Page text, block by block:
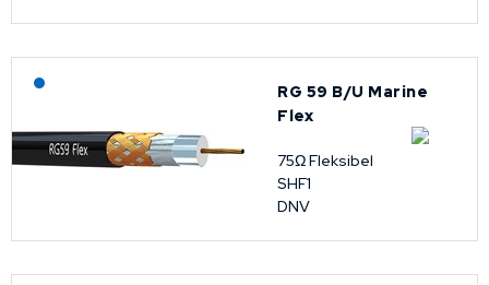
RG 59 B/U Marine
Flex
75Ω Fleksibel
SHF1
DNV